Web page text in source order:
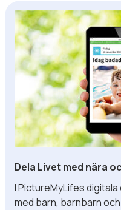
Dela Livet med nära
I PictureMyLifes
med barn, barnbarn